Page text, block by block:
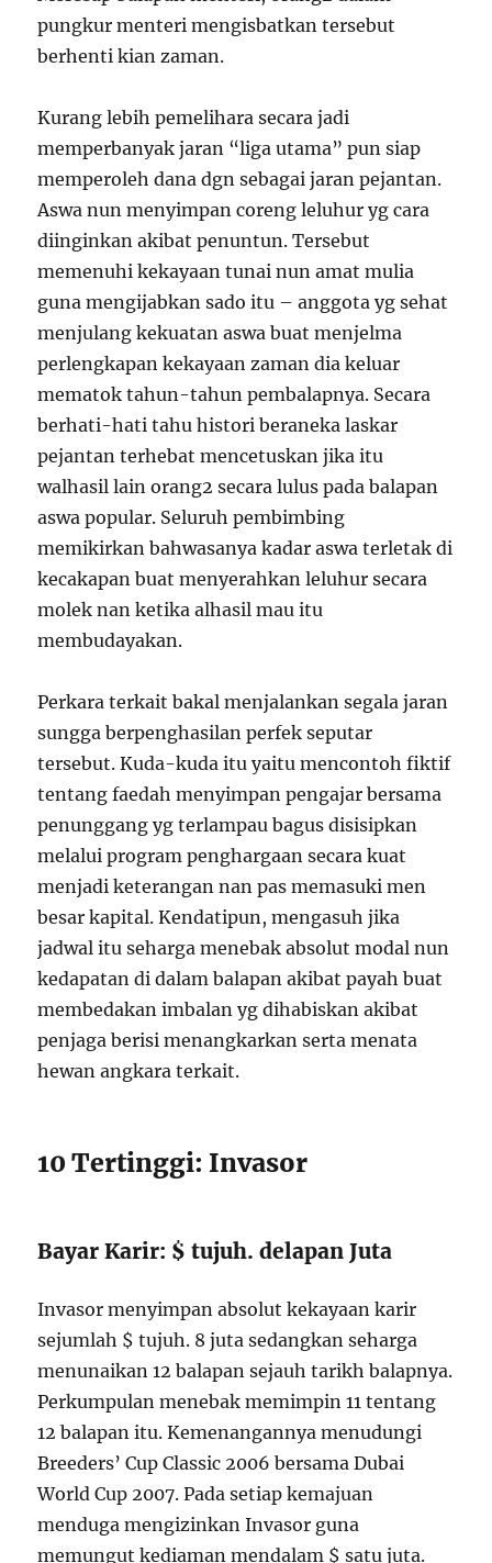
pungkur menteri mengisbatkan tersebut
berhenti kian zaman.
Kurang lebih pemelihara secara jadi
memperbanyak jaran “liga utama” pun siap
memperoleh dana dgn sebagai jaran pejantan.
Aswa nun menyimpan coreng leluhur yg cara
diinginkan akibat penuntun. Tersebut
memenuhi kekayaan tunai nun amat mulia
guna mengijabkan sado itu – anggota yg sehat
menjulang kekuatan aswa buat menjelma
perlengkapan kekayaan zaman dia keluar
mematok tahun-tahun pembalapnya. Secara
berhati-hati tahu histori beraneka laskar
pejantan terhebat mencetuskan jika itu
walhasil lain orang2 secara lulus pada balapan
aswa popular. Seluruh pembimbing
memikirkan bahwasanya kadar aswa terletak di
kecakapan buat menyerahkan leluhur secara
molek nan ketika alhasil mau itu
membudayakan.
Perkara terkait bakal menjalankan segala jaran
sungga berpenghasilan perfek seputar
tersebut. Kuda-kuda itu yaitu mencontoh fiktif
tentang faedah menyimpan pengajar bersama
penunggang yg terlampau bagus disisipkan
melalui program penghargaan secara kuat
menjadi keterangan nan pas memasuki men
besar kapital. Kendatipun, mengasuh jika
jadwal itu seharga menebak absolut modal nun
kedapatan di dalam balapan akibat payah buat
membedakan imbalan yg dihabiskan akibat
penjaga berisi menangkarkan serta menata
hewan angkara terkait.
10 Tertinggi: Invasor
Bayar Karir: $ tujuh. delapan Juta
Invasor menyimpan absolut kekayaan karir
sejumlah $ tujuh. 8 juta sedangkan seharga
menunaikan 12 balapan sejauh tarikh balapnya.
Perkumpulan menebak memimpin 11 tentang
12 balapan itu. Kemenangannya menudungi
Breeders’ Cup Classic 2006 bersama Dubai
World Cup 2007. Pada setiap kemajuan
menduga mengizinkan Invasor guna
memungut kediaman mendalam $ satu juta.